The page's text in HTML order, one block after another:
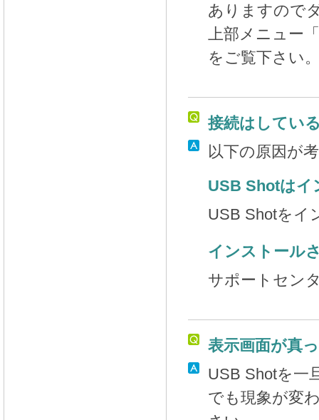
ありますので
上部メニュー
をご覧下さい
接続はしてい
以下の原因が
USB Shotはイ
USB Shotをイ
インストール
サポートセン
表示画面が真
USB Shotを一
でも現象が変